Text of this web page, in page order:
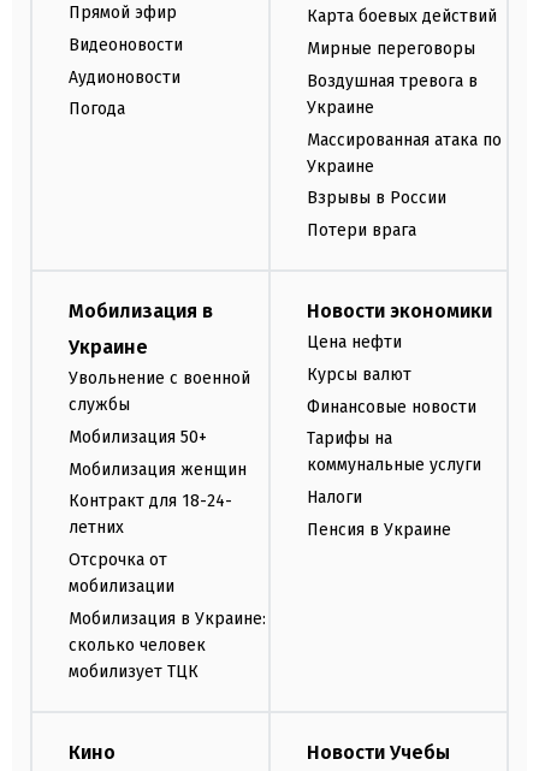
Прямой эфир
Видеоновости
Аудионовости
Погода
Карта боевых действий
Мирные переговоры
Воздушная тревога в
Украине
Массированная атака по
Украине
Взрывы в России
Потери врага
Мобилизация в
Украине
Увольнение с военной
службы
Мобилизация 50+
Мобилизация женщин
Контракт для 18-24-
летних
Отсрочка от
мобилизации
Мобилизация в Украине:
сколько человек
мобилизует ТЦК
Новости экономики
Цена нефти
Курсы валют
Финансовые новости
Тарифы на
коммунальные услуги
Налоги
Пенсия в Украине
Кино Новости Учебы